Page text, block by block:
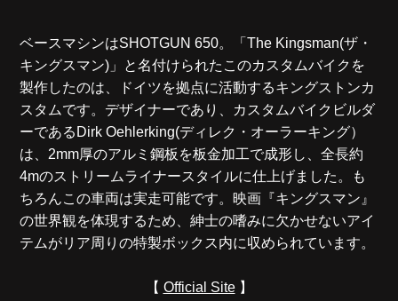
ベースマシンはSHOTGUN 650。「The Kingsman(ザ・
キングスマン)」と名付けられたこのカスタムバイクを
製作したのは、ドイツを拠点に活動するキングストンカ
スタムです。デザイナーであり、カスタムバイクビルダ
ーであるDirk Oehlerking(ディレク・オーラーキング）
は、2mm厚のアルミ鋼板を板金加工で成形し、全長約
4mのストリームライナースタイルに仕上げました。も
ちろんこの車両は実走可能です。映画『キングスマン』
の世界観を体現するため、紳士の嗜みに欠かせないアイ
テムがリア周りの特製ボックス内に収められています。
【 Official Site】